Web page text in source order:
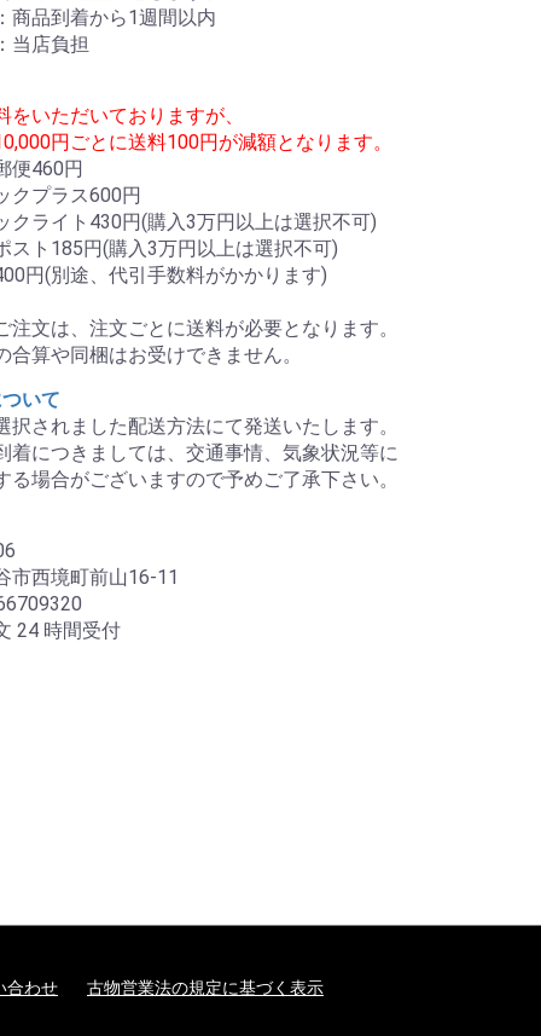
商品到着から1週間以内
当店負担
をいただいておりますが、
円ごとに送料100円が減額となります。
便460円
クプラス600円
クライト430円(購入3万円以上は選択不可)
スト185円(購入3万円以上は選択不可)
円(別途、代引手数料がかかります)
注文は、注文ごとに送料が必要となります。
合算や同梱はお受けできません。
いて
択されました配送方法にて発送いたします。
着につきましては、交通事情、気象状況等に
る場合がございますので予めご了承下さい。
市西境町前山16-11
24 時間受付
合わせ 古物営業法の規定に基づく表示